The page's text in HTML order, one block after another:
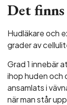
Det
Hudläkare och
grader av
Grad 1 innebär
ihop huden
ansamlats i
när man står